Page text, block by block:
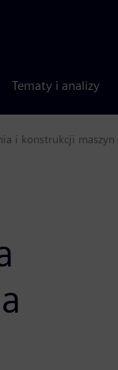
Tematy i analizy
i konstrukcji maszyn